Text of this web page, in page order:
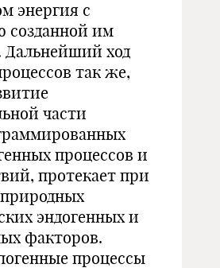
энергия с
им
Дальнейший ход
так же,
части
процессов и
протекает при
эндогенных и
факторов.
процессы